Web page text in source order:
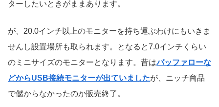
ターしたいときがままあります。
が、20.0インチ以上のモニターを持ち運ぶわけにもいきま
せんし設置場所も取られます。となると7.0インチくらい
のミニサイズのモニターとなります。昔はバッファローな
どからUSB接続モニターが出ていましたが、ニッチ商品
で儲からなかったのか販売終了。